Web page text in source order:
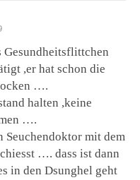
Gesundheitsflittchen
,er hat schon die
….
halten ,keine
….
Seuchendoktor mit dem
…. dass ist dann
in den Dsunghel geht